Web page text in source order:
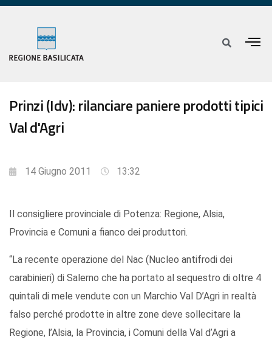
Prinzi (Idv): rilanciare paniere prodotti tipici
Val d'Agri
14 Giugno 2011 13:32
Il consigliere provinciale di Potenza: Regione, Alsia,
Provincia e Comuni a fianco dei produttori.
“La recente operazione del Nac (Nucleo antifrodi dei
carabinieri) di Salerno che ha portato al sequestro di oltre 4
quintali di mele vendute con un Marchio Val D’Agri in realtà
falso perché prodotte in altre zone deve sollecitare la
Regione, l’Alsia, la Provincia, i Comuni della Val d’Agri a